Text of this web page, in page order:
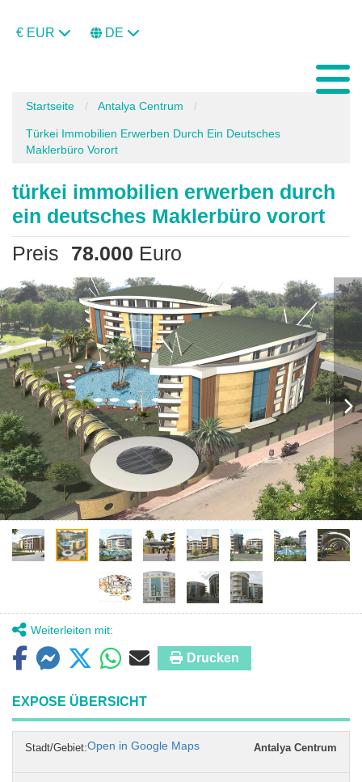
€ EUR DE
Startseite Antalya Centrum
Türkei Immobilien Erwerben Durch Ein Deutsches
Maklerbüro Vorort
türkei immobilien erwerben durch
ein deutsches Maklerbüro vorort
Preis
78.000 Euro
Weiterleiten mit:
Drucken
EXPOSE ÜBERSICHT
Stadt/Gebiet: Antalya Centrum
Open in Google Maps